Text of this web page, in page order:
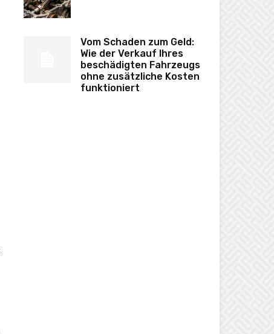
Vom Schaden zum Geld:
Wie der Verkauf Ihres
beschädigten Fahrzeugs
ohne zusätzliche Kosten
funktioniert